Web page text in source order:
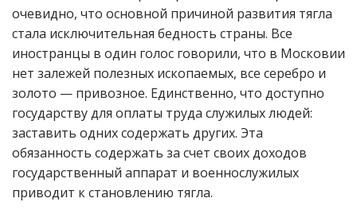
очевидно, что основной причиной развития тягла
стала исключительная бедность страны. Все
иностранцы в один голос говорили, что в Московии
нет залежей полезных ископаемых, все серебро и
золото — привозное. Единственно, что доступно
государству для оплаты труда служилых людей:
заставить одних содержать других. Эта
обязанность содержать за счет своих доходов
государственный аппарат и военнослужилых
приводит к становлению тягла.